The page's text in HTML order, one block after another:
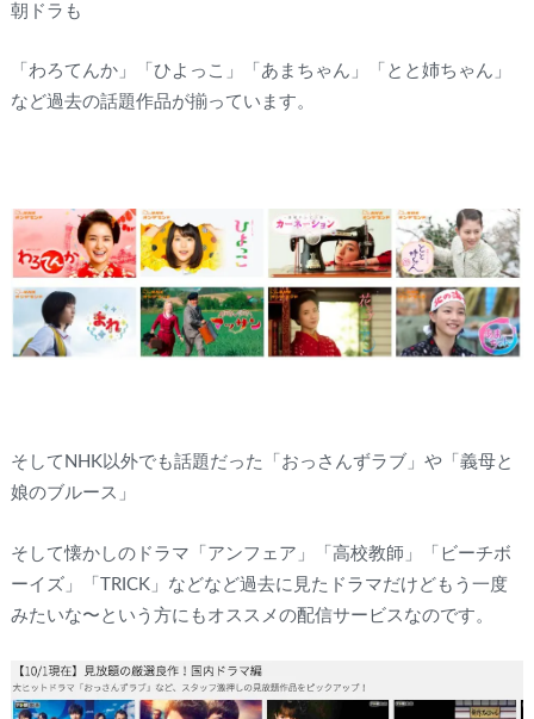
朝ドラも
「わろてんか」「ひよっこ」「あまちゃん」「とと姉ちゃん」
など過去の話題作品が揃っています。
そしてNHK以外でも話題だった「おっさんずラブ」や「義母と
娘のブルース」
そして懐かしのドラマ「アンフェア」「高校教師」「ビーチボ
ーイズ」「TRICK」などなど過去に見たドラマだけどもう一度
みたいな〜という方にもオススメの配信サービスなのです。